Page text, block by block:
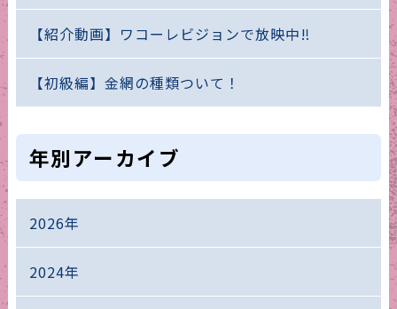
【紹介動画】ワコーレビジョンで放映中‼
【初級編】金網の種類ついて！
年別アーカイブ
2026年
2024年